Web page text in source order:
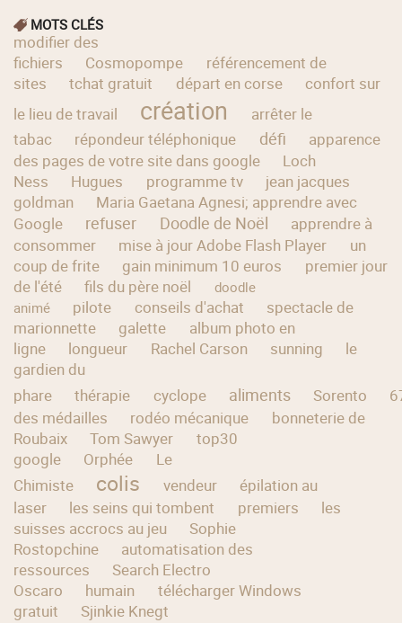
MOTS CLÉS
modifier des
fichiers
Cosmopompe
référencement de
sites
tchat gratuit départ en corse
confort sur
le lieu de travail
création
arrêter le
tabac
répondeur téléphonique défi
apparence
des pages de votre site dans google
Loch
Ness
Hugues programme tv
jean jacques
goldman
Maria Gaetana Agnesi; apprendre avec
Google
refuser Doodle de Noël
apprendre à
consommer
mise à jour Adobe Flash Player
un
coup de frite
gain minimum 10 euros
premier jour
de l'été
fils du père noël
doodle
animé
pilote conseils d'achat
spectacle de
marionnette
galette
album photo en
ligne
longueur Rachel Carson sunning
le
gardien du
phare
thérapie cyclope aliments Sorento
des médailles
rodéo mécanique
bonneterie de
Roubaix
Tom Sawyer
top30
google
Orphée
Le
Chimiste
colis vendeur
épilation au
laser
les seins qui tombent premiers
les
suisses accrocs au jeu
Sophie
Rostopchine
automatisation des
ressources
Search Electro
Oscaro
humain
télécharger Windows
gratuit
Sjinkie Knegt